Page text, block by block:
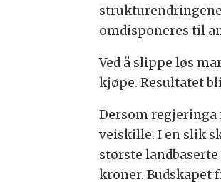
omdisponeres til
Ved å slippe løs
kjøpe. Resultatet
Dersom
veiskille. I en slik
største
kroner. Budskapet